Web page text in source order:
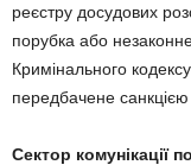
реєстру досудових
порубка або
Кримінального
передбачене санкцією
Сектор комунікації